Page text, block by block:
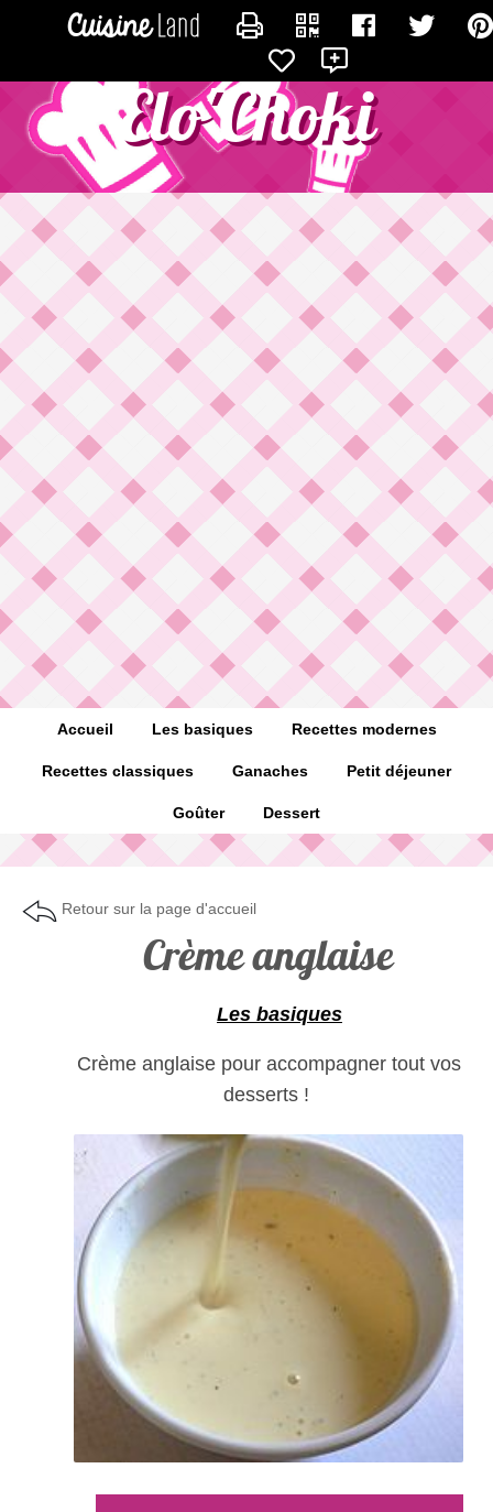
Elo'Choki
Accueil Les basiques Recettes modernes
Recettes classiques Ganaches Petit déjeuner
Goûter Dessert
Retour sur la page d'accueil
Crème anglaise
Les basiques
Crème anglaise pour accompagner tout vos
desserts !
CONTACTER ELOCHOKI